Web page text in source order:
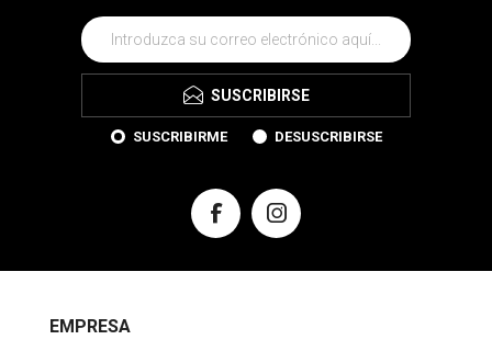
SUSCRIBIRSE
SUSCRIBIRME DESUSCRIBIRSE
EMPRESA